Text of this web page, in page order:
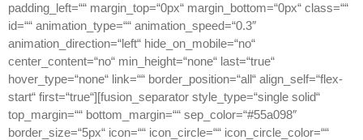
padding_left=““ margin_top=“0px“ margin_bottom=“0px“ class=““
id=““ animation_type=““ animation_speed=“0.3″
animation_direction=“left“ hide_on_mobile=“no“
center_content=“no“ min_height=“none“ last=“true“
hover_type=“none“ link=““ border_position=“all“ align_self=“flex-
start“ first=“true“][fusion_separator style_type=“single solid“
top_margin=““ bottom_margin=““ sep_color=“#55a098″
border_size=“5px“ icon=““ icon_circle=““ icon_circle_color=““